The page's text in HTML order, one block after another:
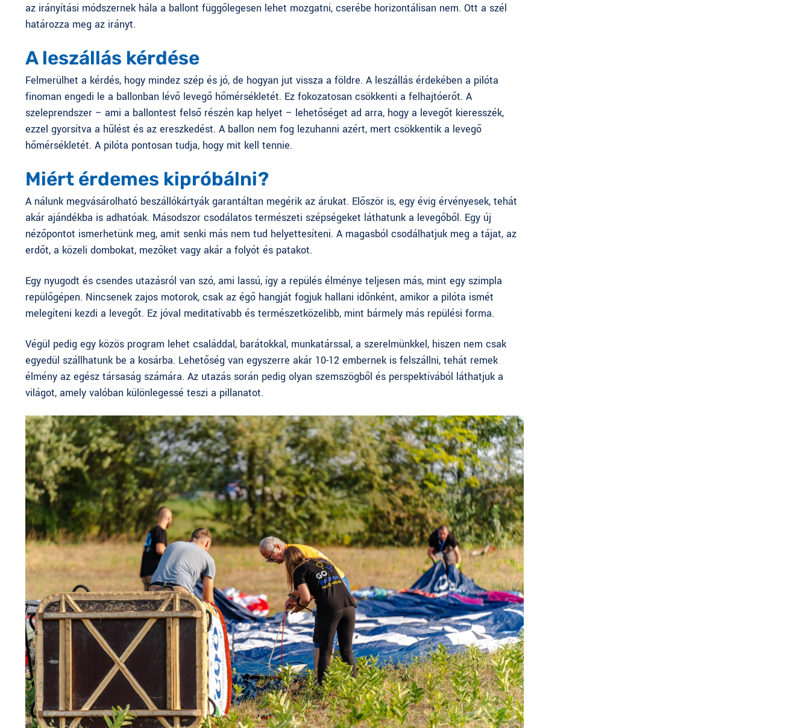
az irányítási módszernek hála a ballont függőlegesen lehet mozgatni, cserébe horizontálisan nem. Ott a szél
határozza meg az irányt.
A leszállás kérdése
Felmerülhet a kérdés, hogy mindez szép és jó, de hogyan jut vissza a földre. A leszállás érdekében a pilóta
finoman engedi le a ballonban lévő levegő hőmérsékletét. Ez fokozatosan csökkenti a felhajtóerőt. A
szeleprendszer – ami a ballontest felső részén kap helyet – lehetőséget ad arra, hogy a levegőt kieresszék,
ezzel gyorsítva a hűlést és az ereszkedést. A ballon nem fog lezuhanni azért, mert csökkentik a levegő
hőmérsékletét. A pilóta pontosan tudja, hogy mit kell tennie.
Miért érdemes kipróbálni?
A nálunk megvásárolható beszállókártyák garantáltan megérik az árukat. Először is, egy évig érvényesek, tehát
akár ajándékba is adhatóak. Másodszor csodálatos természeti szépségeket láthatunk a levegőből. Egy új
nézőpontot ismerhetünk meg, amit senki más nem tud helyettesíteni. A magasból csodálhatjuk meg a tájat, az
erdőt, a közeli dombokat, mezőket vagy akár a folyót és patakot.
Egy nyugodt és csendes utazásról van szó, ami lassú, így a repülés élménye teljesen más, mint egy szimpla
repülőgépen. Nincsenek zajos motorok, csak az égő hangját fogjuk hallani időnként, amikor a pilóta ismét
melegíteni kezdi a levegőt. Ez jóval meditatívabb és természetközelibb, mint bármely más repülési forma.
Végül pedig egy közös program lehet családdal, barátokkal, munkatárssal, a szerelmünkkel, hiszen nem csak
egyedül szállhatunk be a kosárba. Lehetőség van egyszerre akár 10-12 embernek is felszállni, tehát remek
élmény az egész társaság számára. Az utazás során pedig olyan szemszögből és perspektívából láthatjuk a
világot, amely valóban különlegessé teszi a pillanatot.